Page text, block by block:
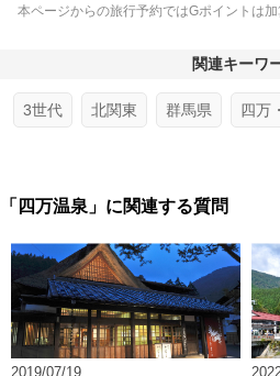
本ページからの旅行予約ではGポイントは加
関連キーワ
3世代 北関東 群馬県 四万
「四万温泉」に関連する質問
2019/07/19